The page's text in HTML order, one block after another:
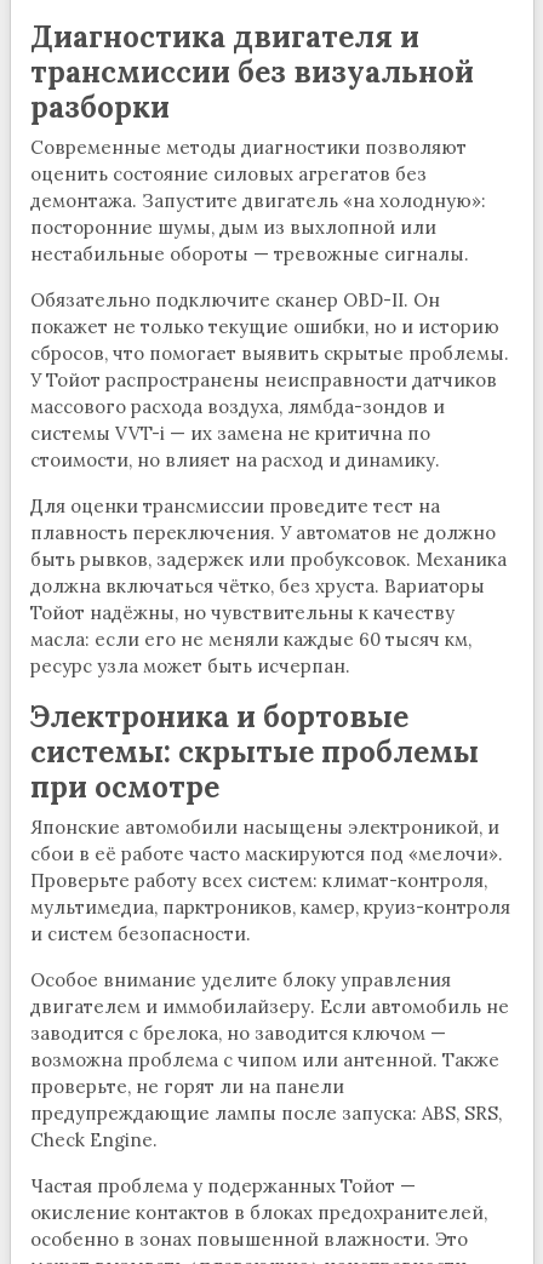
Диагностика двигателя и
трансмиссии без визуальной
разборки
Современные методы диагностики позволяют
оценить состояние силовых агрегатов без
демонтажа. Запустите двигатель «на холодную»:
посторонние шумы, дым из выхлопной или
нестабильные обороты — тревожные сигналы.
Обязательно подключите сканер OBD-II. Он
покажет не только текущие ошибки, но и историю
сбросов, что помогает выявить скрытые проблемы.
У Тойот распространены неисправности датчиков
массового расхода воздуха, лямбда-зондов и
системы VVT-i — их замена не критична по
стоимости, но влияет на расход и динамику.
Для оценки трансмиссии проведите тест на
плавность переключения. У автоматов не должно
быть рывков, задержек или пробуксовок. Механика
должна включаться чётко, без хруста. Вариаторы
Тойот надёжны, но чувствительны к качеству
масла: если его не меняли каждые 60 тысяч км,
ресурс узла может быть исчерпан.
Электроника и бортовые
системы: скрытые проблемы
при осмотре
Японские автомобили насыщены электроникой, и
сбои в её работе часто маскируются под «мелочи».
Проверьте работу всех систем: климат-контроля,
мультимедиа, парктроников, камер, круиз-контроля
и систем безопасности.
Особое внимание уделите блоку управления
двигателем и иммобилайзеру. Если автомобиль не
заводится с брелока, но заводится ключом —
возможна проблема с чипом или антенной. Также
проверьте, не горят ли на панели
предупреждающие лампы после запуска: ABS, SRS,
Check Engine.
Частая проблема у подержанных Тойот —
окисление контактов в блоках предохранителей,
особенно в зонах повышенной влажности. Это